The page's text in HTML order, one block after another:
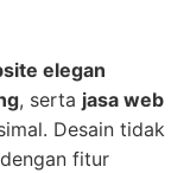
elegan
, serta jasa web
Desain tidak
fitur